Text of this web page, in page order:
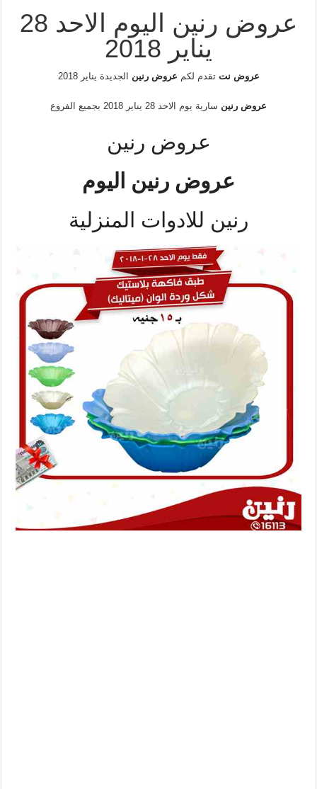
عروض رنين اليوم الاحد 28
يناير 2018
عروض نتتقدم لكم عروض رنينالجديدة يناير 2018
عروض رنينسارية يوم الاحد 28 يناير 2018 بجميع الفروع
عروض رنين
عروض رنين اليوم
رنين للادوات المنزلية